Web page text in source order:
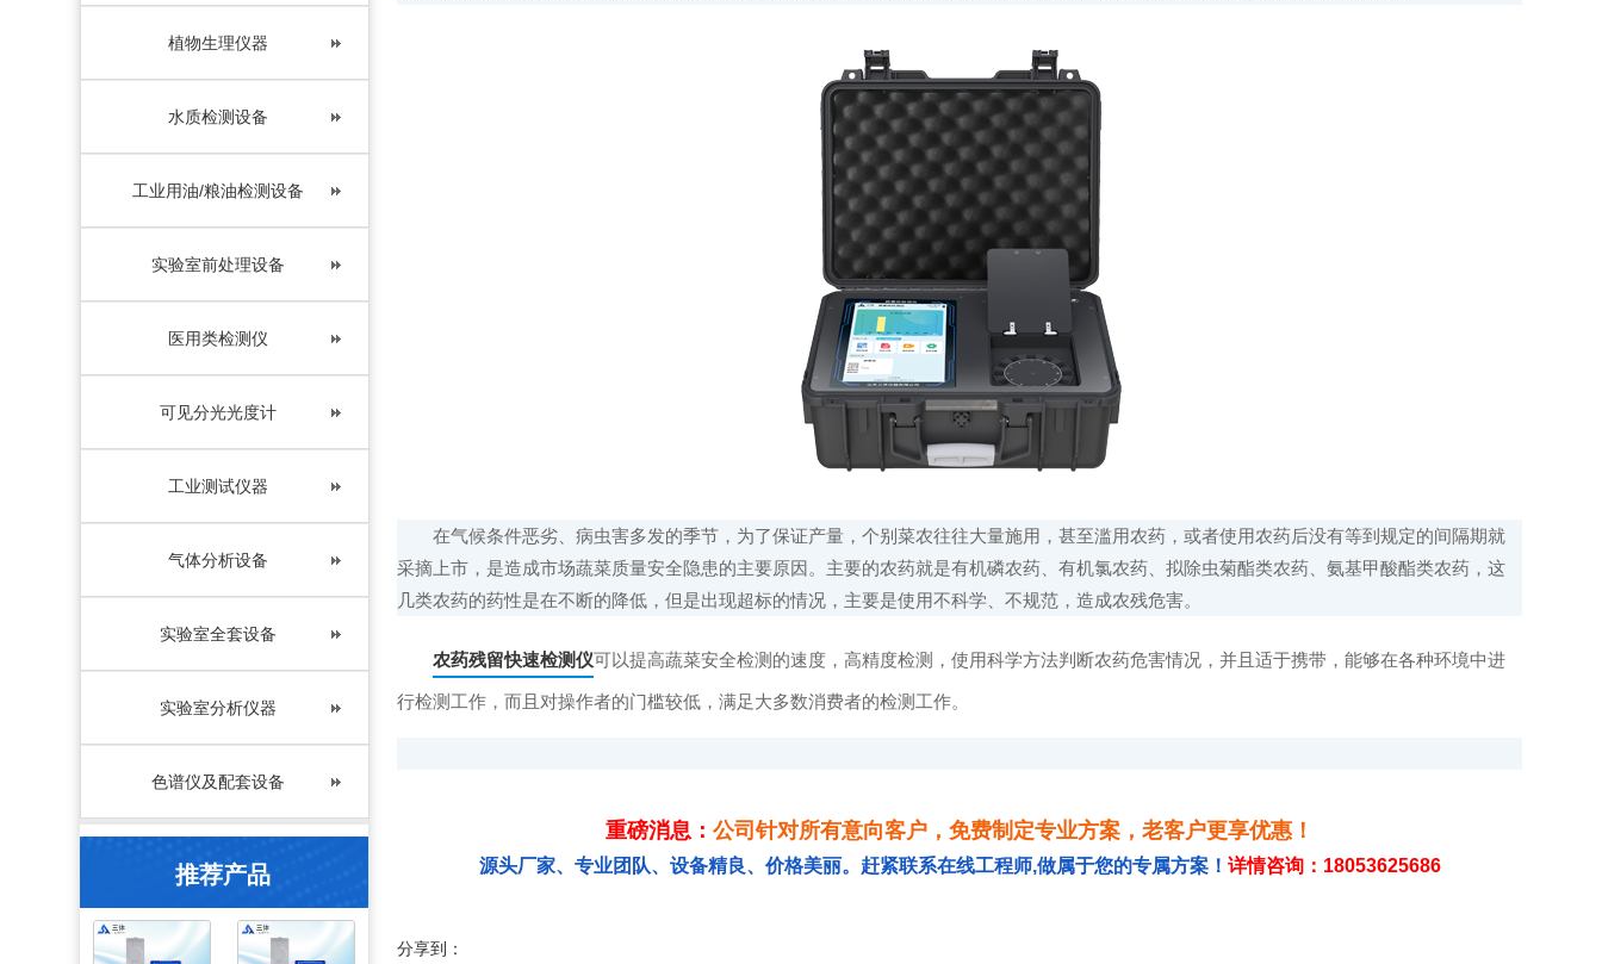
植物生理仪器
水质检测设备
工业用油/粮油检测设备
实验室前处理设备
医用类检测仪
可见分光光度计
工业测试仪器
气体分析设备
实验室全套设备
实验室分析仪器
色谱仪及配套设备
推荐产品
在气候条件恶劣、病虫害多发的季节，为了保证产量，个别菜农往往大量施用，甚至滥用农药，或者使用农药后没有等到规定的间隔期就
采摘上市，是造成市场蔬菜质量安全隐患的主要原因。主要的农药就是有机磷农药、有机氯农药、拟除虫菊酯类农药、氨基甲酸酯类农药，这
几类农药的药性是在不断的降低，但是出现超标的情况，主要是使用不科学、不规范，造成农残危害。
农药残留快速检测仪可以提高蔬菜安全检测的速度，高精度检测，使用科学方法判断农药危害情况，并且适于携带，能够在各种环境中进
行检测工作，而且对操作者的门槛较低，满足大多数消费者的检测工作。
重磅消息：公司针对所有意向客户，免费制定专业方案，老客户更享优惠！
源头厂家、专业团队、设备精良、价格美丽。赶紧联系在线工程师,做属于您的专属方案！ 详情咨询：18053625686
分享到：